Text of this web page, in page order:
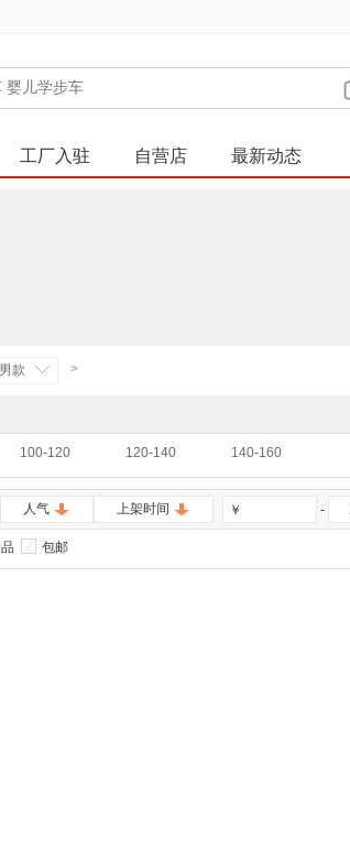
工厂入驻 自营店 最新动态
款 >
100-120 120-140 140-160
人气 上架时间 ￥ -
包邮